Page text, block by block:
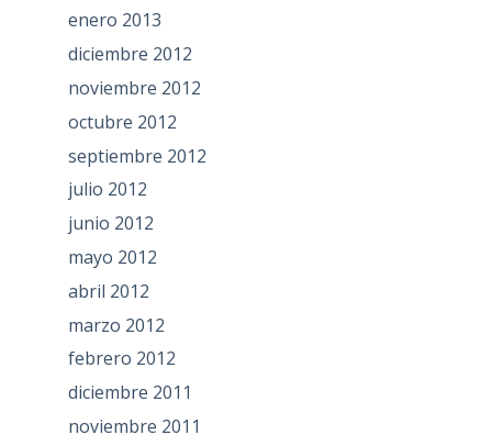
enero 2013
diciembre 2012
noviembre 2012
octubre 2012
septiembre 2012
julio 2012
junio 2012
mayo 2012
abril 2012
marzo 2012
febrero 2012
diciembre 2011
noviembre 2011